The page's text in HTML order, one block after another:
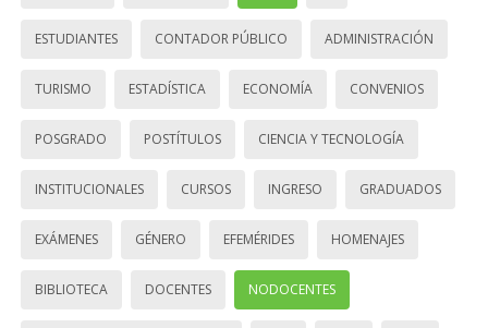
ESTUDIANTES CONTADOR PÚBLICO ADMINISTRACIÓN
TURISMO ESTADÍSTICA ECONOMÍA CONVENIOS
POSGRADO POSTÍTULOS CIENCIA Y TECNOLOGÍA
INSTITUCIONALES CURSOS INGRESO GRADUADOS
EXÁMENES GÉNERO EFEMÉRIDES HOMENAJES
BIBLIOTECA DOCENTES NODOCENTES